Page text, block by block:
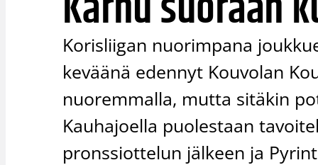
Korisliigan nuorimpana
keväänä edennyt Kouvolan
nuoremmalla, mutta sitäkin
Kauhajoella puolestaan
pronssiottelun jälkeen ja